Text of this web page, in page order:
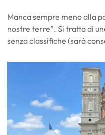
Manca sempre meno alla
nostre terre”. Si tratta di
senza classifiche (sarà